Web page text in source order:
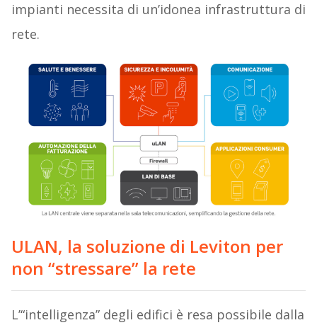
impianti necessita di un’idonea infrastruttura di
rete.
ULAN, la soluzione di Leviton per
non “stressare” la rete
L’“intelligenza” degli edifici è resa possibile dalla